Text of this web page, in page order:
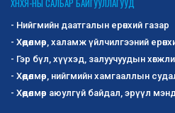
ХНХЯ-НЫ САЛБАР БАЙГУУЛЛАГУУД
- Нийгмийн даатгалын ерөнхий газар
- Хөдөлмөр, халамж үйлчилгээний
- Гэр бүл, хүүхэд, залуучуудын
- Хөдөлмөр, нийгмийн хамгааллын
- Хөдөлмөр аюулгүй байдал, эрүүл